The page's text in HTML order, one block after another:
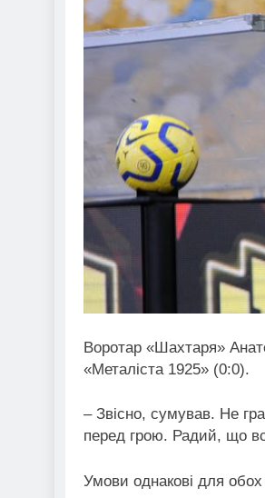
Воротар «Шахтаря»
«Металіста 1925» (0:0).
– Звісно, сумував. Не
перед грою. Радий, що
Умови однакові для